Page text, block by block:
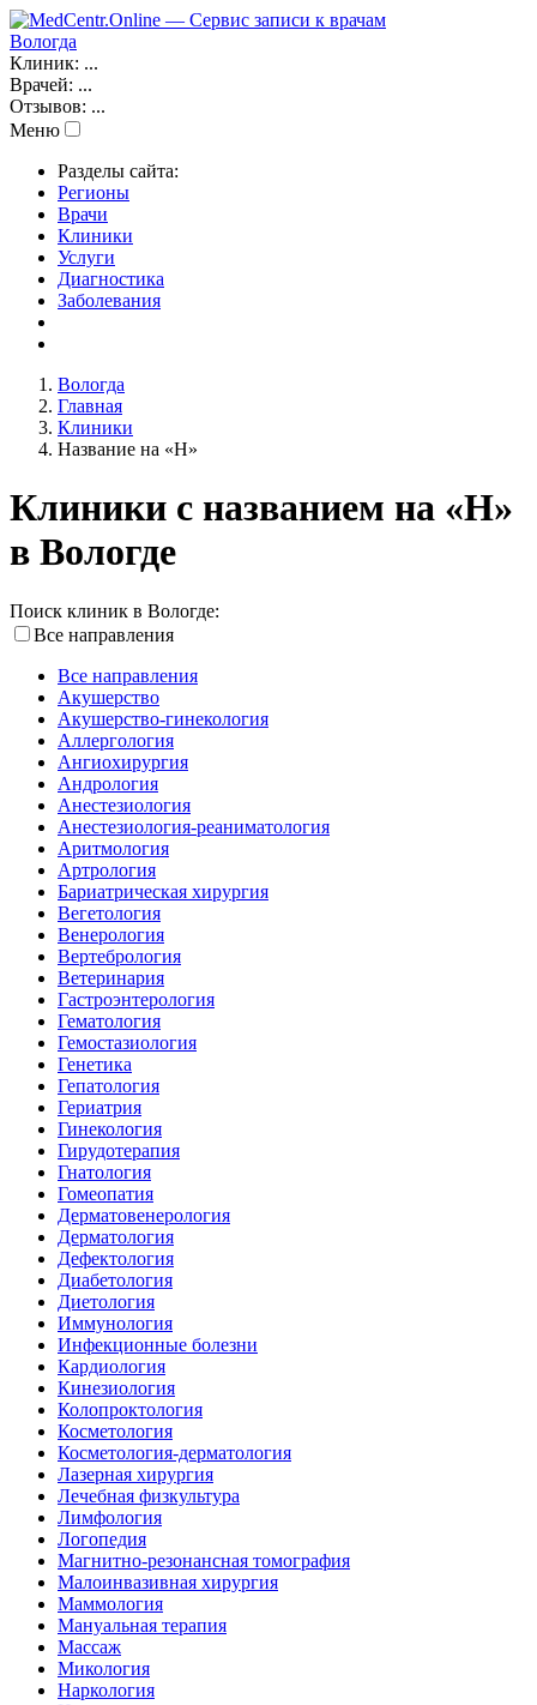
Вологда
Клиник: ...
Врачей: ...
Отзывов: ...
Меню
Разделы сайта:
Регионы
Врачи
Клиники
Услуги
Диагностика
Заболевания
Вологда
Главная
Клиники
Название на «Н»
Клиники с названием на «Н»
в Вологде
Поиск клиник в Вологде:
Все направления
Все направления
Акушерство
Акушерство-гинекология
Аллергология
Ангиохирургия
Андрология
Анестезиология
Анестезиология-реаниматология
Аритмология
Артрология
Бариатрическая хирургия
Вегетология
Венерология
Вертебрология
Ветеринария
Гастроэнтерология
Гематология
Гемостазиология
Генетика
Гепатология
Гериатрия
Гинекология
Гирудотерапия
Гнатология
Гомеопатия
Дерматовенерология
Дерматология
Дефектология
Диабетология
Диетология
Иммунология
Инфекционные болезни
Кардиология
Кинезиология
Колопроктология
Косметология
Косметология-дерматология
Лазерная хирургия
Лечебная физкультура
Лимфология
Логопедия
Магнитно-резонансная томография
Малоинвазивная хирургия
Маммология
Мануальная терапия
Массаж
Микология
Наркология